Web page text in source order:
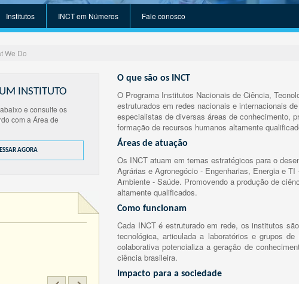
Institutos INCT em Números Fale conosco
We Do
INSTITUTO
e consulte os
com a Área de
AGORA
O que são os INCT
O Programa Institutos Nacionais de Ciência,
estruturados em redes nacionais e internacionais
especialistas de diversas áreas de conhecimento,
formação de recursos humanos altamente
Áreas de atuação
Os INCT atuam em temas estratégicos para o
Agrárias e Agronegócio - Engenharias, Energia e
Ambiente - Saúde. Promovendo a produção de
altamente qualificados.
Como funcionam
Cada INCT é estruturado em rede, os institutos
tecnológica, articulada a laboratórios e grupos
colaborativa potencializa a geração de
ciência brasileira.
Impacto para a sociedade